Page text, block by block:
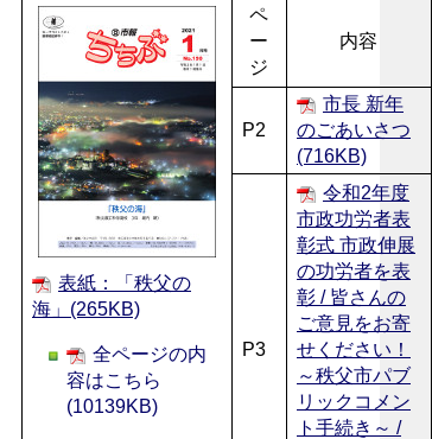
表紙：「秩父の
海」(265KB)
全ページの内
容はこちら
(10139KB)
ペ
ー
ジ
内容
P2
市長 新年
のごあいさつ
(716KB)
P3
令和2年度
市政功労者表
彰式 市政伸展
の功労者を表
彰 / 皆さんの
ご意見をお寄
せください！
～秩父市パブ
リックコメン
ト手続き～ /